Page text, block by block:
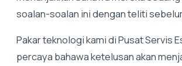
soalan-soalan ini dengan teliti
Pakar teknologi kami di Pusat Servis
percaya bahawa ketelusan akan